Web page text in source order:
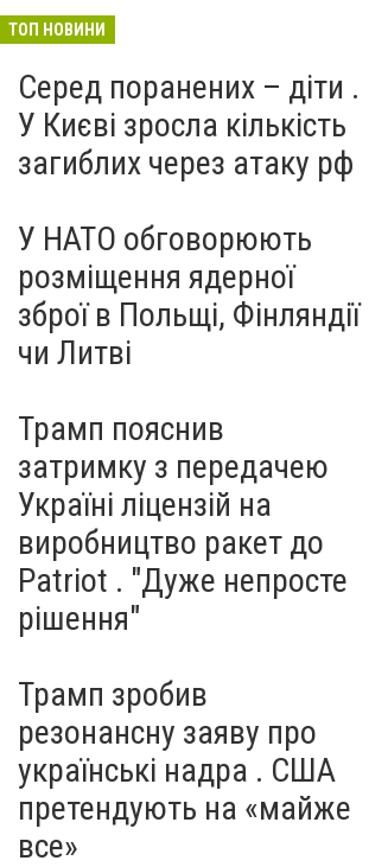
ТОП НОВИНИ
Серед поранених – діти .
У Києві зросла кількість
загиблих через атаку рф
У НАТО обговорюють
розміщення ядерної
зброї в Польщі, Фінляндії
чи Литві
Трамп пояснив
затримку з передачею
Україні ліцензій на
виробництво ракет до
Patriot . "Дуже непросте
рішення"
Трамп зробив
резонансну заяву про
українські надра . США
претендують на «майже
все»